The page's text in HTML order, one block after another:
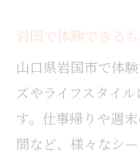
岩国で体験できる
山口県岩国市で体
ズやライフスタイ
す。仕事帰りや週
間など、様々なシ